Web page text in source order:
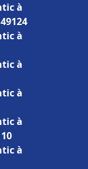
à
à
à
à
à
à